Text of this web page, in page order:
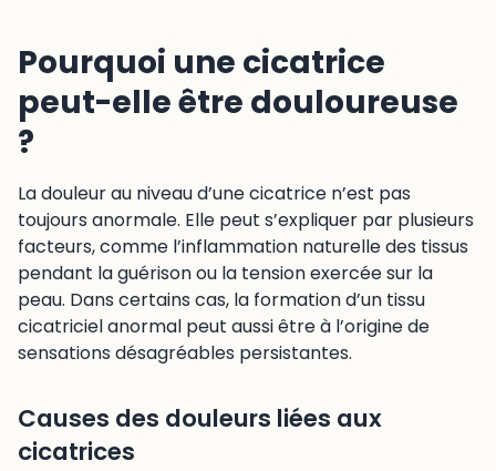
Pourquoi une cicatrice
peut-elle être douloureuse
?
La douleur au niveau d’une cicatrice n’est pas
toujours anormale. Elle peut s’expliquer par plusieurs
facteurs, comme l’inflammation naturelle des tissus
pendant la guérison ou la tension exercée sur la
peau. Dans certains cas, la formation d’un tissu
cicatriciel anormal peut aussi être à l’origine de
sensations désagréables persistantes.
Causes des douleurs liées aux
cicatrices